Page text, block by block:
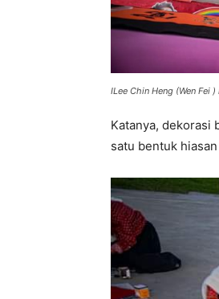
ILee Chin Heng (Wen Fei
Katanya, dekorasi
satu bentuk